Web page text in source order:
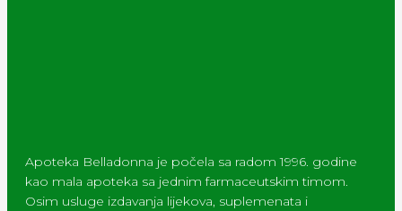
Apoteka Belladonna je počela sa radom 1996. godine
kao mala apoteka sa jednim farmaceutskim timom.
Osim usluge izdavanja lijekova, suplemenata i